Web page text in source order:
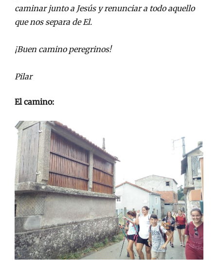
caminar junto a Jesús y renunciar a todo aquello
que nos separa de El.
¡Buen camino peregrinos!
Pilar
El camino: